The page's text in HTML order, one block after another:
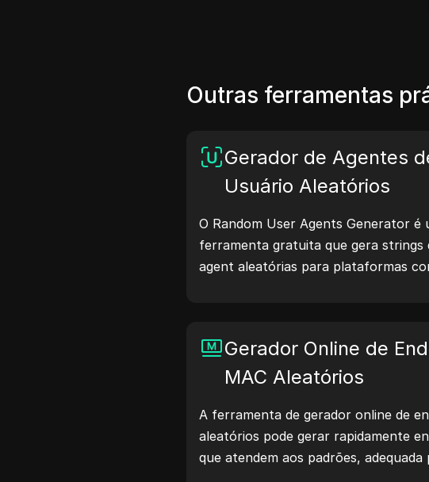
Outras ferramentas
Gerador de Agentes
Usuário Aleatórios
O Random User Agents Generator é
ferramenta gratuita que gera strings
agent aleatórias para plataformas
de sites, verificação de
otimização de desenvolvimento.
hoje mesmo!
Gerador Online de
MAC Aleatórios
A ferramenta de gerador online de
aleatórios pode gerar rapidamente
que atendem aos padrões, adequada